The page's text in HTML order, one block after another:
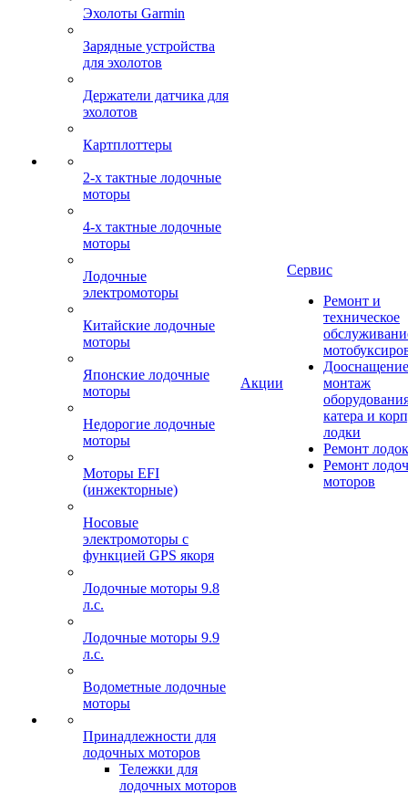
Эхолоты Garmin
Зарядные устройства
для эхолотов
Держатели датчика для
эхолотов
Картплоттеры
2-х тактные лодочные
моторы
4-х тактные лодочные
моторы
Лодочные
электромоторы
Китайские лодочные
моторы
Японские лодочные
моторы
Недорогие лодочные
моторы
Моторы EFI
(инжекторные)
Носовые
электромоторы с
функцией GPS якоря
Лодочные моторы 9.8
л.с.
Лодочные моторы 9.9
л.с.
Водометные лодочные
моторы
Принадлежности для
лодочных моторов
Тележки для
лодочных моторов
Акции
Сервис
Ремонт и
техническое
монтаж
катера и
лодки
Ремонт
Ремонт
моторов